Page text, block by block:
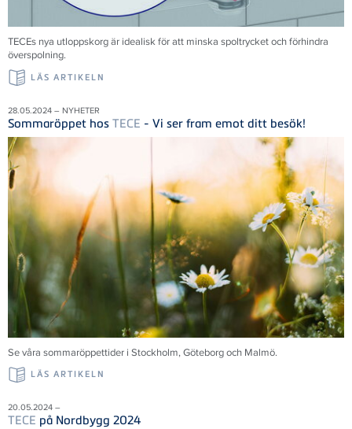
TECEs nya utloppskorg är idealisk för att minska spoltrycket och förhindra
överspolning.
LÄS ARTIKELN
28.05.2024 – NYHETER
Sommaröppet hos TECE - Vi ser fram emot ditt besök!
Se våra sommaröppettider i Stockholm, Göteborg och Malmö.
LÄS ARTIKELN
20.05.2024 –
TECE på Nordbygg 2024